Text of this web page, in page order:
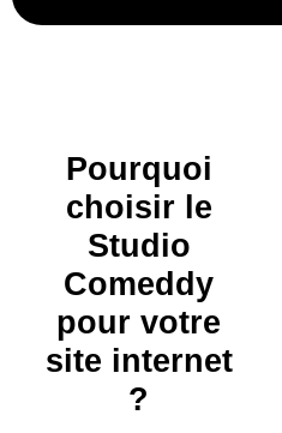
Pourquoi
choisir le
Studio
Comeddy
pour votre
site internet
?